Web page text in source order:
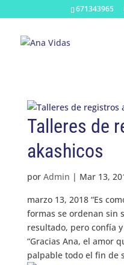
671343965
Talleres de
akashicos
por Admin | Mar 13,
marzo 13, 2018 “Es
formas se ordenan sin
resultado, pero confía
“Gracias Ana, el amor
palpable todo el fin de